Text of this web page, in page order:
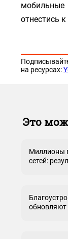
отнестись
на ресурсах:
Это
Миллионы
сетей:
обновляют